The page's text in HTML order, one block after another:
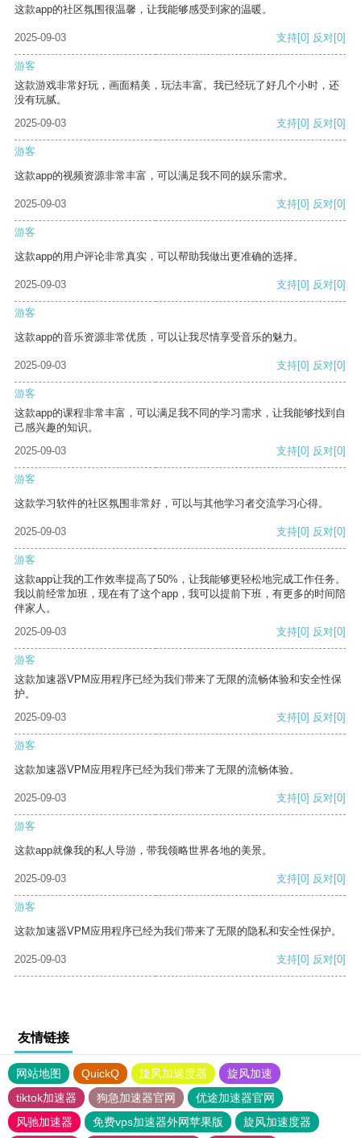
这款app的社区氛围很温馨，让我能够感受到家的温暖。
2025-09-03 支持[0] 反对[0]
游客
这款游戏非常好玩，画面精美，玩法丰富。我已经玩了好几个小时，还
没有玩腻。
2025-09-03
支持[0] 反对[0]
游客
这款app的视频资源非常丰富，可以满足我不同的娱乐需求。
2025-09-03 支持[0] 反对[0]
游客
这款app的用户评论非常真实，可以帮助我做出更准确的选择。
2025-09-03 支持[0] 反对[0]
游客
这款app的音乐资源非常优质，可以让我尽情享受音乐的魅力。
2025-09-03 支持[0] 反对[0]
游客
这款app的课程非常丰富，可以满足我不同的学习需求，让我能够找到自
己感兴趣的知识。
2025-09-03
支持[0] 反对[0]
游客
这款学习软件的社区氛围非常好，可以与其他学习者交流学习心得。
2025-09-03 支持[0] 反对[0]
游客
这款app让我的工作效率提高了50%，让我能够更轻松地完成工作任务。
我以前经常加班，现在有了这个app，我可以提前下班，有更多的时间陪
伴家人。
2025-09-03
支持[0] 反对[0]
游客
这款加速器VPM应用程序已经为我们带来了无限的流畅体验和安全性保
护。
2025-09-03
支持[0] 反对[0]
游客
这款加速器VPM应用程序已经为我们带来了无限的流畅体验。
2025-09-03 支持[0] 反对[0]
游客
这款app就像我的私人导游，带我领略世界各地的美景。
2025-09-03 支持[0] 反对[0]
游客
这款加速器VPM应用程序已经为我们带来了无限的隐私和安全性保护。
2025-09-03 支持[0] 反对[0]
友情链接
网站地图 QuickQ 旋风加速度器
旋风加速
tiktok加速器
狗急加速器官网
优途加速器官网
风驰加速器
免费vps加速器外网苹果版 旋风加速度器